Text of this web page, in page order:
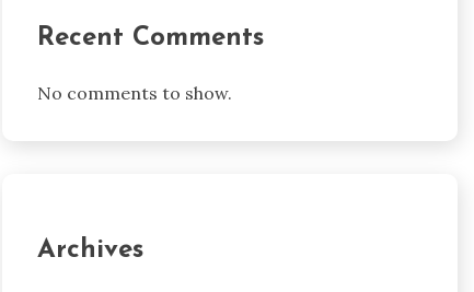
Recent Comments
No comments to show.
Archives